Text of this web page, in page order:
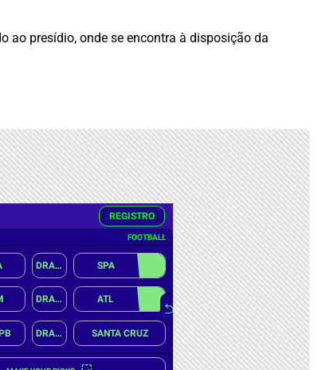
ao presídio, onde se encontra à disposição da